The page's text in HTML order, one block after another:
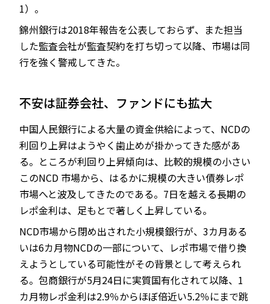
1）。
錦州銀行は2018年報告を公表しておらず、また担当
した監査会社が監査契約を打ち切って以降、市場は同
行を強く警戒してきた。
不安は証券会社、ファンドにも拡大
中国人民銀行による大量の資金供給によって、NCDの
利回り上昇はようやく歯止めが掛かってきた感があ
る。ところが利回り上昇傾向は、比較的規模の小さい
このNCD 市場から、はるかに規模の大きい債券レポ
市場へと波及してきたのである。7日を越える長期の
レポ金利は、足もとで著しく上昇している。
NCD市場から閉め出された小規模銀行が、3カ月ある
いは6カ月物NCDの一部について、レポ市場で借り換
えようとしている可能性がその背景として考えられ
る。包商銀行が5月24日に実質国有化されて以降、1
カ月物レポ金利は2.9％からほぼ倍近い5.2％にまで跳